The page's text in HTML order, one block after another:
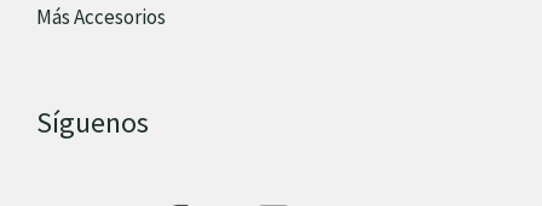
Más Accesorios
Síguenos